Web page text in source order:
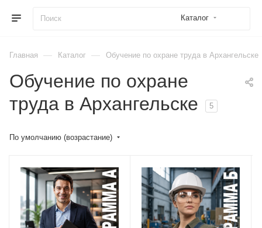
Каталог
Главная — Каталог — Обучение по охране труда в Архангельске
Обучение по охране
труда в Архангельске
5
По умолчанию (возрастание)